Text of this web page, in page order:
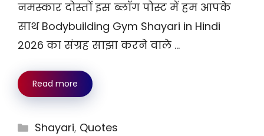
नमस्कार दोस्तों इस ब्लॉग पोस्ट में हम आपके
साथ Bodybuilding Gym Shayari in Hindi
2026 का संग्रह साझा करने वाले …
Read more
Categories
Shayari, Quotes